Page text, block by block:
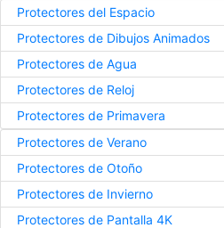
Protectores del Espacio
Protectores de Dibujos Animados
Protectores de Agua
Protectores de Reloj
Protectores de Primavera
Protectores de Verano
Protectores de Otoño
Protectores de Invierno
Protectores de Pantalla 4K